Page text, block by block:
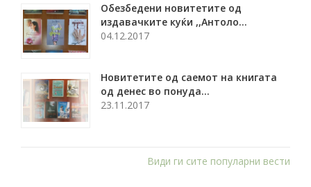
Обезбедени новитетите од
издавачките куќи ,,Антоло...
04.12.2017
Новитетите од саемот на книгата
од денес во понуда...
23.11.2017
Види ги сите популарни вести